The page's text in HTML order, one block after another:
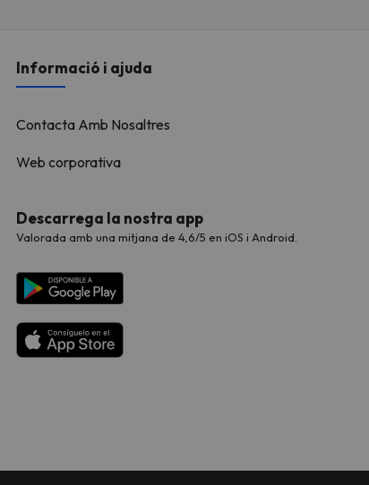
Informació i ajuda
Contacta Amb Nosaltres
Web corporativa
Descarrega la nostra app
Valorada amb una mitjana de 4,6/5 en iOS i Android.